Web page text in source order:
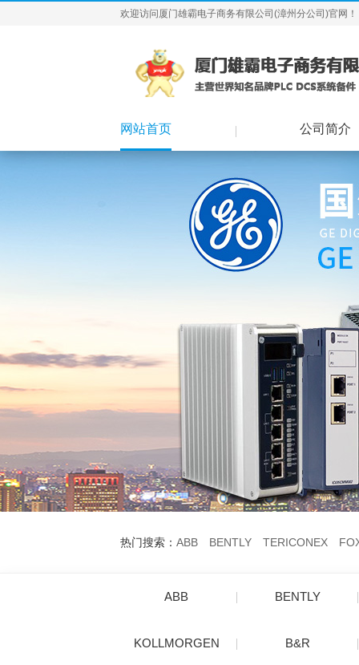
欢迎访问厦门雄霸电子商务有限公司(漳州分公司)官网！
网站首页 公司简介
热门搜索： ABB BENTLY TERICONEX
ABB BENTLY
KOLLMORGEN B&R